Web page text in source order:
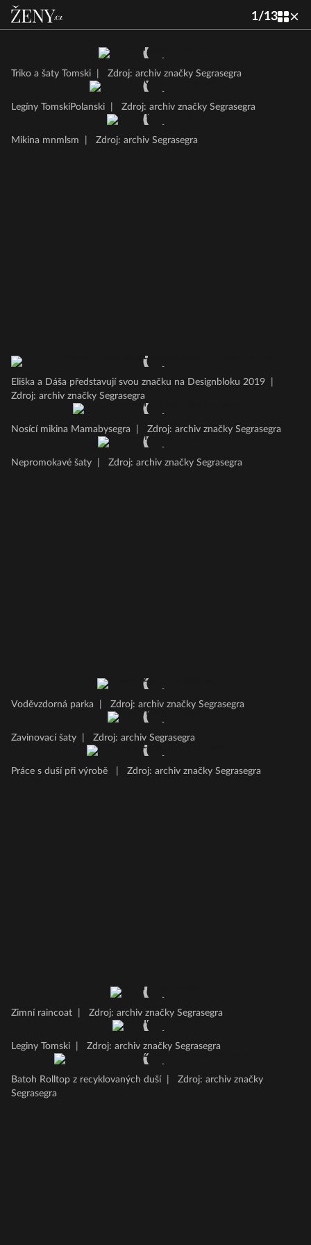
1/13
Triko a šaty Tomski Zdroj: archiv značky Segrasegra
Legíny TomskiPolanski Zdroj: archiv značky Segrasegra
Mikina mnmlsm Zdroj: archiv Segrasegra
Eliška a Dáša představují svou značku na Designbloku 2019
Zdroj: archiv značky Segrasegra
Nosící mikina Mamabysegra Zdroj: archiv značky Segrasegra
Nepromokavé šaty Zdroj: archiv značky Segrasegra
Voděvzdorná parka Zdroj: archiv značky Segrasegra
Zavinovací šaty Zdroj: archiv Segrasegra
Práce s duší při výrobě Zdroj: archiv značky Segrasegra
Zimní raincoat Zdroj: archiv značky Segrasegra
Leginy Tomski Zdroj: archiv značky Segrasegra
Batoh Rolltop z recyklovaných duší
Zdroj: archiv značky
Segrasegra